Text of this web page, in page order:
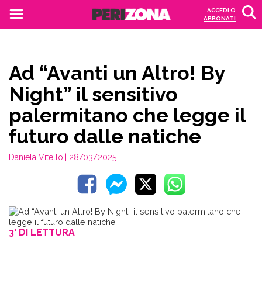
ACCEDI O
ABBONATI
Ad “Avanti un Altro! By
Night” il sensitivo
palermitano che legge il
futuro dalle natiche
Daniela Vitello | 28/03/2025
3' DI LETTURA